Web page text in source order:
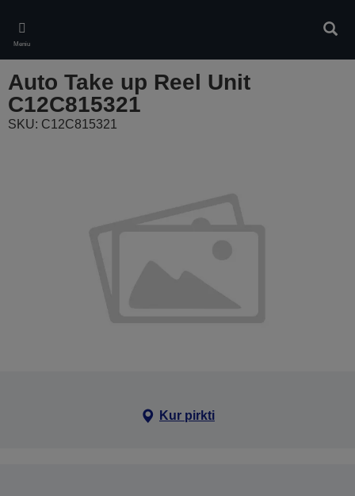
main
content
Meniu
Auto Take up Reel Unit
C12C815321
SKU: C12C815321
Kur pirkti